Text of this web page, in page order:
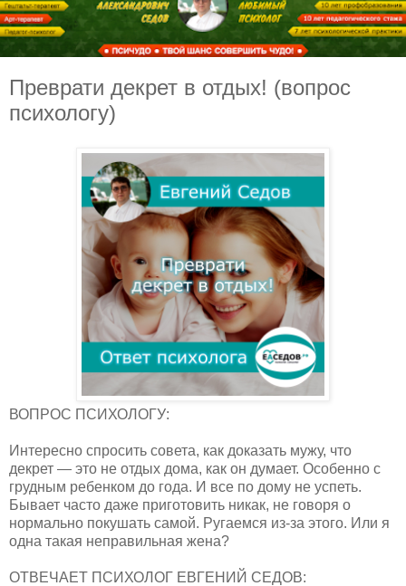
Преврати декрет в отдых! (вопрос
психологу)
ВОПРОС ПСИХОЛОГУ:
Интересно спросить совета, как доказать мужу, что
декрет — это не отдых дома, как он думает. Особенно с
грудным ребенком до года. И все по дому не успеть.
Бывает часто даже приготовить никак, не говоря о
нормально покушать самой. Ругаемся из-за этого. Или я
одна такая неправильная жена?
ОТВЕЧАЕТ ПСИХОЛОГ ЕВГЕНИЙ СЕДОВ: